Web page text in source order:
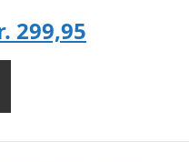
349,95.
299,95
kr. 299,95.